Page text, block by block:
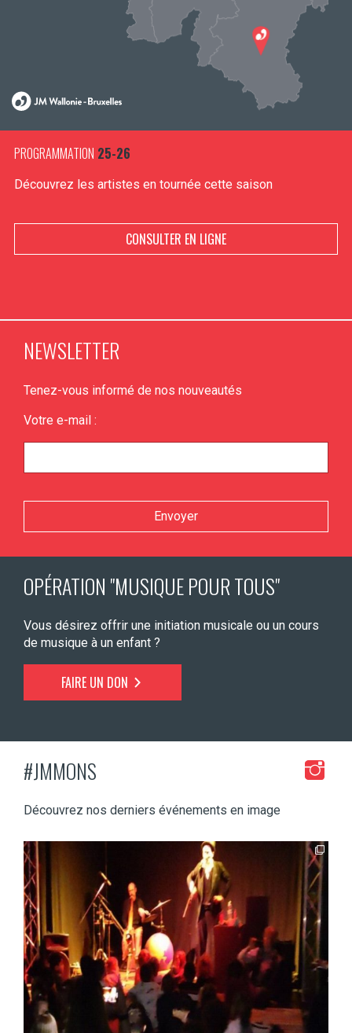
PROGRAMMATION 25-26
Découvrez les artistes en tournée cette saison
CONSULTER EN LIGNE
NEWSLETTER
Tenez-vous informé de nos nouveautés
Votre e-mail :
Veuillez laisser ce champ vide.
OPÉRATION "MUSIQUE POUR TOUS"
Vous désirez offrir une initiation musicale ou un cours
de musique à un enfant ?
FAIRE UN DON
#JMMONS
Découvrez nos derniers événements en image
jmmonsborinage
Mai 17